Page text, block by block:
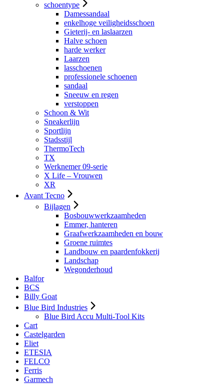
schoentype
Damessandaal
enkelhoge veiligheidsschoen
Gieterij- en laslaarzen
Halve schoen
harde werker
Laarzen
lasschoenen
professionele schoenen
sandaal
Sneeuw en regen
verstoppen
Schoon & Wit
Sneakerlijn
Sportlijn
Stadsstijl
ThermoTech
TX
Werknemer 09-serie
X Life – Vrouwen
XR
Avant Tecno
Bijlagen
Bosbouwwerkzaamheden
Emmer, hanteren
Graafwerkzaamheden en bouw
Groene ruimtes
Landbouw en paardenfokkerij
Landschap
Wegonderhoud
Balfor
BCS
Billy Goat
Blue Bird Industries
Blue Bird Accu Multi-Tool Kits
Cart
Castelgarden
Eliet
ETESIA
FELCO
Ferris
Garmech